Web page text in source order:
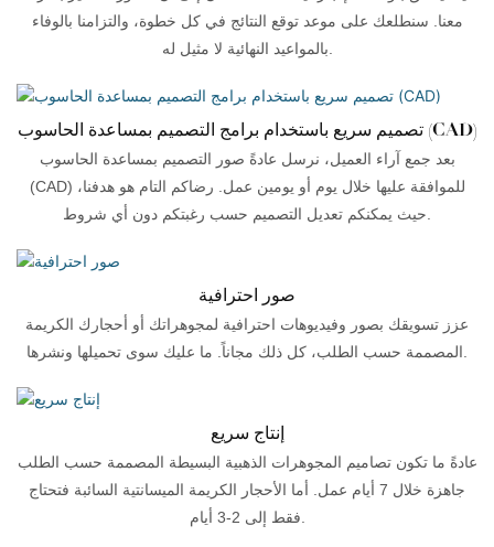
معنا. سنطلعك على موعد توقع النتائج في كل خطوة، والتزامنا بالوفاء
تصميم سريع باستخدام برامج التصميم بمساعدة الحاسوب (CAD)
بعد جمع آراء العميل، نرسل عادةً صور التصميم بمساعدة الحاسوب
(CAD) للموافقة عليها خلال يوم أو يومين عمل. رضاكم التام هو هدفنا،
صور احترافية
عزز تسويقك بصور وفيديوهات احترافية لمجوهراتك أو أحجارك الكريمة
إنتاج سريع
عادةً ما تكون تصاميم المجوهرات الذهبية البسيطة المصممة حسب الطلب
جاهزة خلال 7 أيام عمل. أما الأحجار الكريمة الميسانتية السائبة فتحتاج
فقط إلى 2-3 أيام.